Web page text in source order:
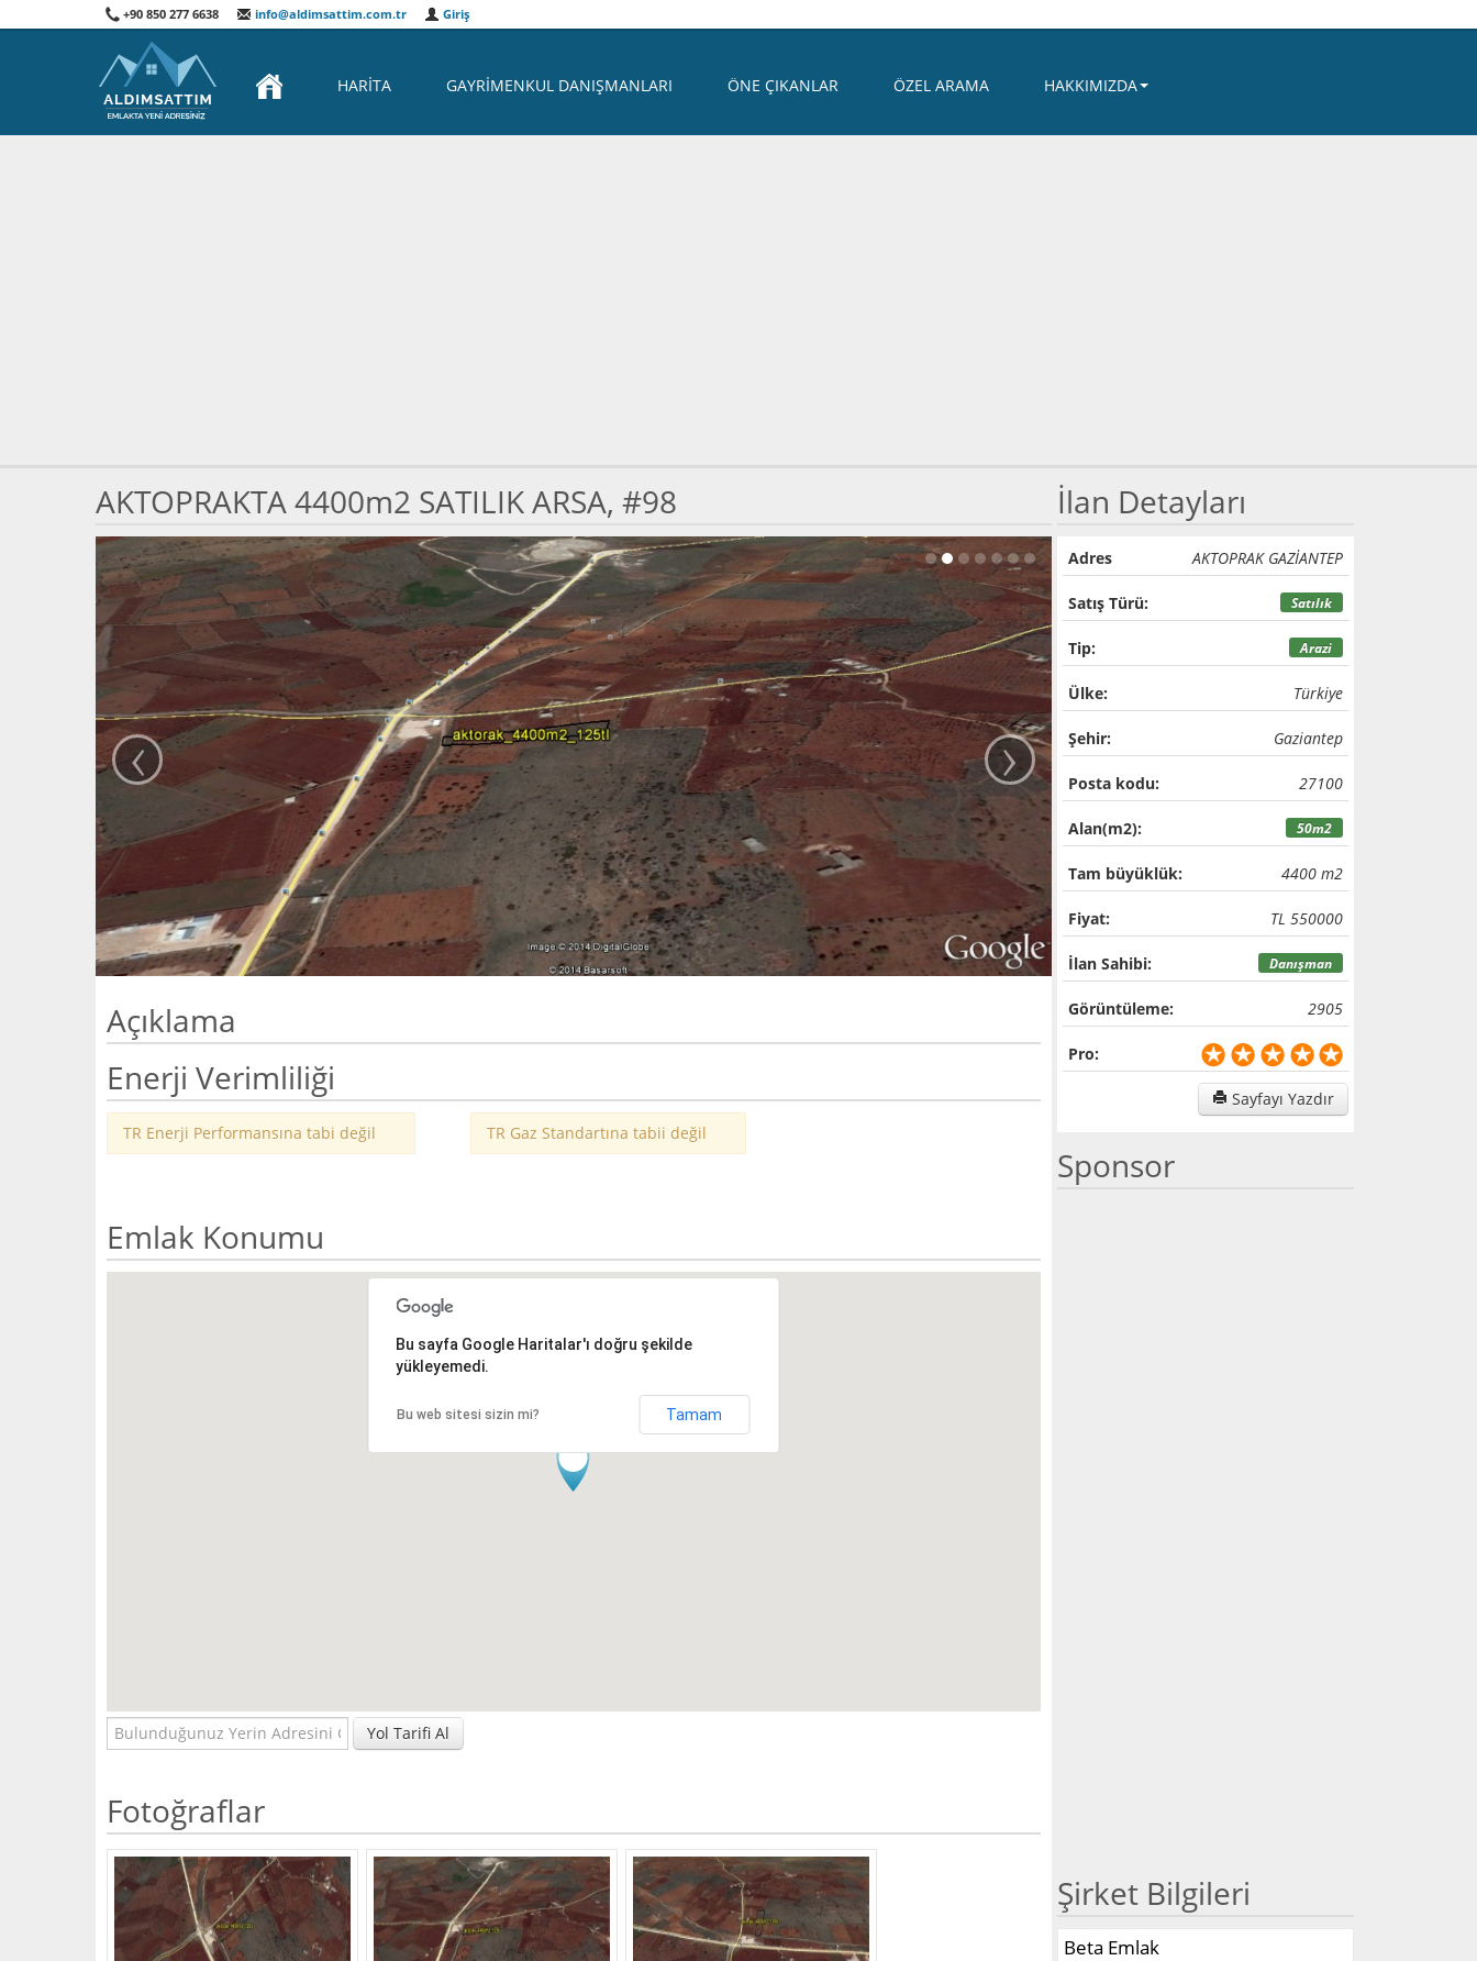
+90 850 277 6638 info@aldimsattim.com.tr Giriş
HARITA GAYRIMENKUL DANIŞMANLARI ÖNE ÇIKANLAR ÖZEL ARAMA HAKKIMIZDA
AKTOPRAKTA 4400m2 SATILIK ARSA, #98
‹ ›
Açıklama
Enerji Verimliliği
TR Enerji Performansına tabi değil TR Gaz Standartına tabii değil
Emlak Konumu
Bu sayfa Google Haritalar'ı doğru şekilde
yükleyemedi.
Bu web sitesi sizin mi? Tamam
Yol Tarifi Al
Fotoğraflar
İlan Detayları
Adres AKTOPRAK GAZİANTEP
Satış Türü: Satılık
Tip: Arazi
Ülke: Türkiye
Şehir: Gaziantep
Posta kodu: 27100
Alan(m2): 50m2
Tam büyüklük: 4400 m2
Fiyat: TL 550000
İlan Sahibi: Danışman
Görüntüleme: 2905
Pro:
Sayfayı Yazdır
Sponsor
Şirket Bilgileri
Beta Emlak